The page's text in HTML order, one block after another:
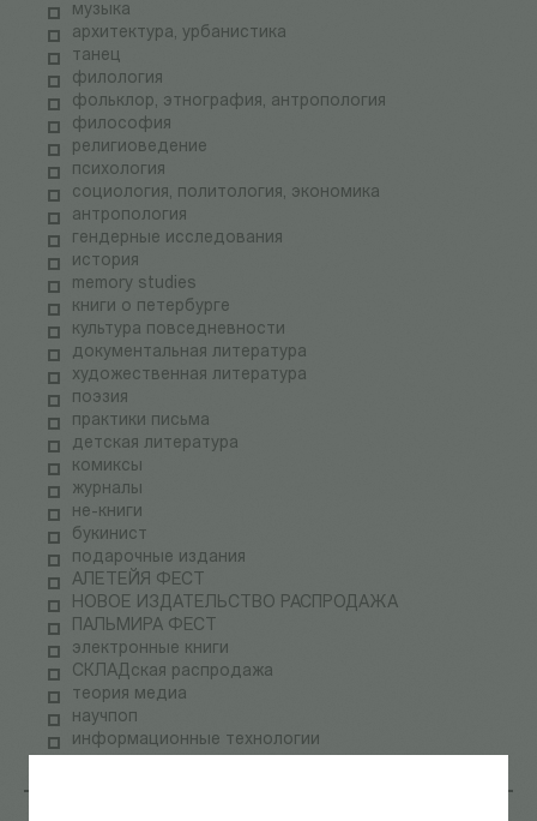
музыка
архитектура, урбанистика
танец
филология
фольклор, этнография, антропология
философия
религиоведение
психология
социология, политология, экономика
антропология
гендерные исследования
история
memory studies
книги о петербурге
культура повседневности
документальная литература
художественная литература
поэзия
практики письма
детская литература
комиксы
журналы
не-книги
букинист
подарочные издания
АЛЕТЕЙЯ ФЕСТ
НОВОЕ ИЗДАТЕЛЬСТВО РАСПРОДАЖА
ПАЛЬМИРА ФЕСТ
электронные книги
СКЛАДская распродажа
теория медиа
научпоп
информационные технологии